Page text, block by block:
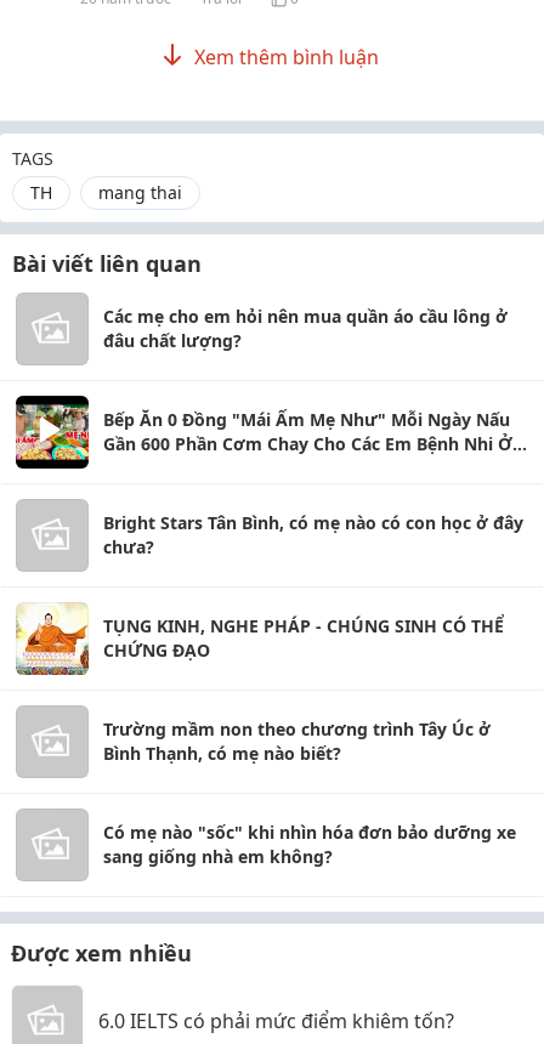
Xem thêm bình luận
TAGS
TH
mang thai
Bài viết liên quan
Các mẹ cho em hỏi nên mua quần áo cầu lông ở
đâu chất lượng?
Bếp Ăn 0 Đồng "Mái Ấm Mẹ Như" Mỗi Ngày Nấu
Gần 600 Phần Cơm Chay Cho Các Em Bệnh Nhi Ở
Bright Stars Tân Bình, có mẹ nào có con học ở đây
chưa?
TỤNG KINH, NGHE PHÁP - CHÚNG SINH CÓ THỂ
CHỨNG ĐẠO
Trường mầm non theo chương trình Tây Úc ở
Bình Thạnh, có mẹ nào biết?
Có mẹ nào "sốc" khi nhìn hóa đơn bảo dưỡng xe
sang giống nhà em không?
Được xem nhiều
6.0 IELTS có phải mức điểm khiêm tốn?